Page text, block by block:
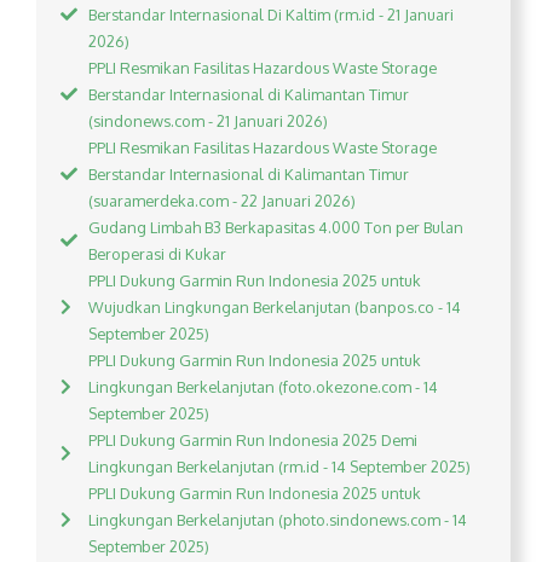
Berstandar Internasional Di Kaltim (rm.id - 21 Januari
2026)
PPLI Resmikan Fasilitas Hazardous Waste Storage
Berstandar Internasional di Kalimantan Timur
(sindonews.com - 21 Januari 2026)
PPLI Resmikan Fasilitas Hazardous Waste Storage
Berstandar Internasional di Kalimantan Timur
(suaramerdeka.com - 22 Januari 2026)
Gudang Limbah B3 Berkapasitas 4.000 Ton per Bulan
Beroperasi di Kukar
PPLI Dukung Garmin Run Indonesia 2025 untuk
Wujudkan Lingkungan Berkelanjutan (banpos.co - 14
September 2025)
PPLI Dukung Garmin Run Indonesia 2025 untuk
Lingkungan Berkelanjutan (foto.okezone.com - 14
September 2025)
PPLI Dukung Garmin Run Indonesia 2025 Demi
Lingkungan Berkelanjutan (rm.id - 14 September 2025)
PPLI Dukung Garmin Run Indonesia 2025 untuk
Lingkungan Berkelanjutan (photo.sindonews.com - 14
September 2025)